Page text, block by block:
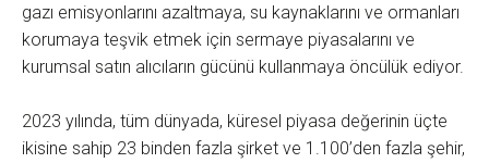
gazı emisyonlarını azaltmaya, su kaynaklarını ve ormanları
korumaya teşvik etmek için sermaye piyasalarını ve
kurumsal satın alıcıların gücünü kullanmaya öncülük ediyor.
2023 yılında, tüm dünyada, küresel piyasa değerinin üçte
ikisine sahip 23 binden fazla şirket ve 1.100’den fazla şehir,